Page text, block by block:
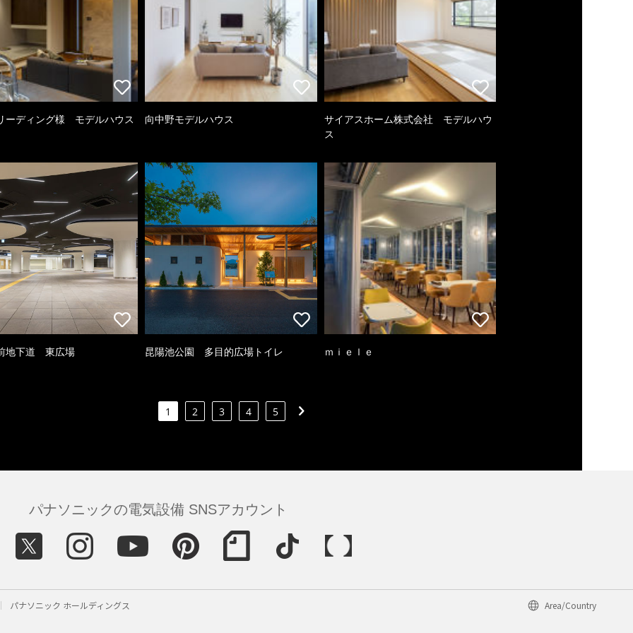
ーディング様 モデルハウス 向中野モデルハウス
サイアスホーム株式会社 モデルハウ
ス
地下道 東広場 昆陽池公園 多目的広場トイレ ｍｉｅｌｅ
1 2 3 4 5
パナソニックの電気設備 SNSアカウント
パナソニック ホールディングス Area/Country